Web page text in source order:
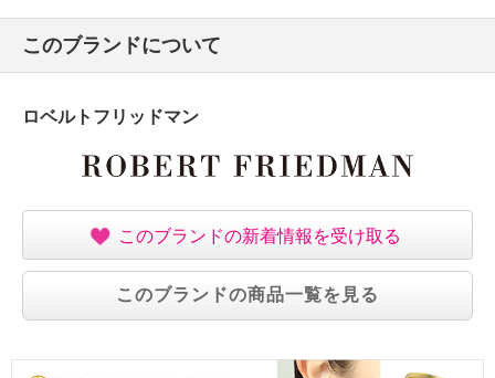
このブランドについて
ロベルトフリッドマン
このブランドの新着情報を受け取る
このブランドの商品一覧を見る